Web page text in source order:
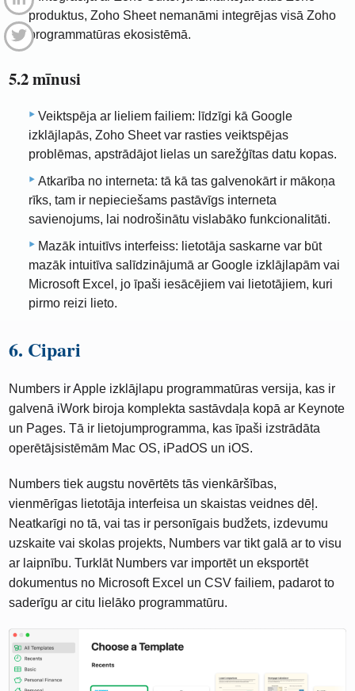
produktus, Zoho Sheet nemanāmi integrējas visā Zoho
programmatūras ekosistēmā.
5.2 mīnusi
Veiktspēja ar lieliem failiem: līdzīgi kā Google
izklājlapās, Zoho Sheet var rasties veiktspējas
problēmas, apstrādājot lielas un sarežģītas datu kopas.
Atkarība no interneta: tā kā tas galvenokārt ir mākoņa
rīks, tam ir nepieciešams pastāvīgs interneta
savienojums, lai nodrošinātu vislabāko funkcionalitāti.
Mazāk intuitīvs interfeiss: lietotāja saskarne var būt
mazāk intuitīva salīdzinājumā ar Google izklājlapām vai
Microsoft Excel, jo īpaši iesācējiem vai lietotājiem, kuri
pirmo reizi lieto.
6. Cipari
Numbers ir Apple izklājlapu programmatūras versija, kas ir
galvenā iWork biroja komplekta sastāvdaļa kopā ar Keynote
un Pages. Tā ir lietojumprogramma, kas īpaši izstrādāta
operētājsistēmām Mac OS, iPadOS un iOS.
Numbers tiek augstu novērtēts tās vienkāršības,
vienmērīgas lietotāja interfeisa un skaistas veidnes dēļ.
Neatkarīgi no tā, vai tas ir personīgais budžets, izdevumu
uzskaite vai skolas projekts, Numbers var tikt galā ar to visu
ar laipnību. Turklāt Numbers var importēt un eksportēt
dokumentus no Microsoft Excel un CSV failiem, padarot to
saderīgu ar citu lielāko programmatūru.